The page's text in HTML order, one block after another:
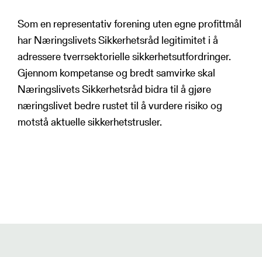
Som en representativ forening uten egne profittmål
har Næringslivets Sikkerhetsråd legitimitet i å
adressere tverrsektorielle sikkerhetsutfordringer.
Gjennom kompetanse og bredt samvirke skal
Næringslivets Sikkerhetsråd bidra til å gjøre
næringslivet bedre rustet til å vurdere risiko og
motstå aktuelle sikkerhetstrusler.